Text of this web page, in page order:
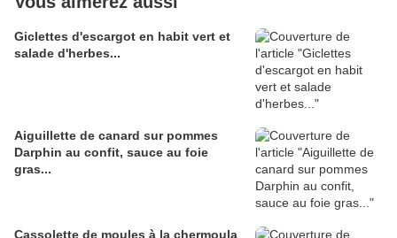
Giclettes d'escargot en habit vert et
salade d'herbes...
Aiguillette de canard sur pommes
Darphin au confit, sauce au foie
gras...
Cassolette de moules à la chermoula